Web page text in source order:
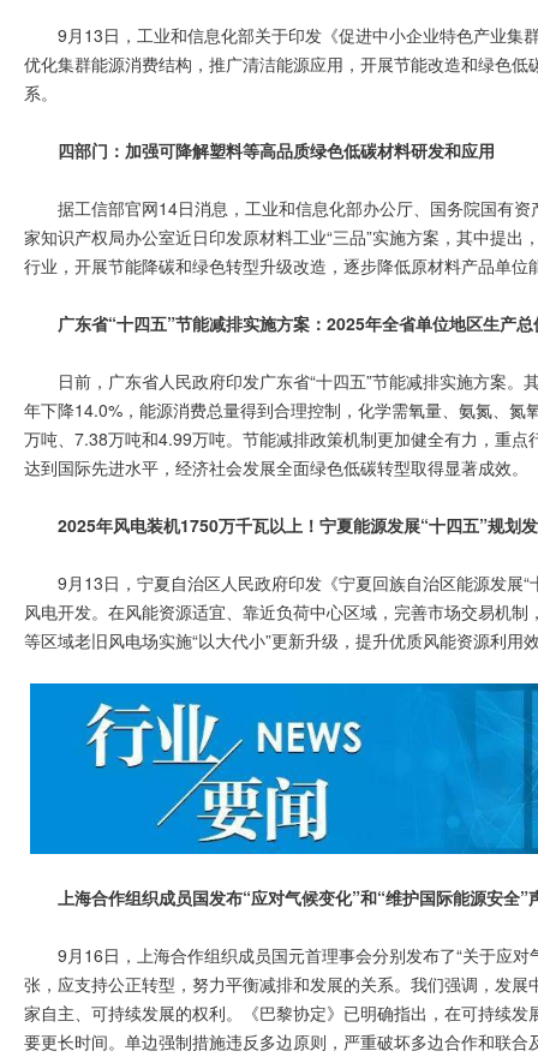
9月13日，工业和信息化部关于印发《促进中小企业特色产业
优化集群能源消费结构，推广清洁能源应用，开展节能改造和绿色
系。
四部门：加强可降解塑料等高品质绿色低碳材料研发和应用
据工信部官网14日消息，工业和信息化部办公厅、国务院国有
家知识产权局办公室近日印发原材料工业“三品”实施方案，其中提
行业，开展节能降碳和绿色转型升级改造，逐步降低原材料产品单位
广东省“十四五”节能减排实施方案：2025年全省单位地区生产
日前，广东省人民政府印发广东省“十四五”节能减排实施方案
年下降14.0%，能源消费总量得到合理控制，化学需氧量、氨氮、
万吨、7.38万吨和4.99万吨。节能减排政策机制更加健全有力，重
达到国际先进水平，经济社会发展全面绿色低碳转型取得显著成效。
2025年风电装机1750万千瓦以上！宁夏能源发展“十四五”规划
9月13日，宁夏自治区人民政府印发《宁夏回族自治区能源发展
风电开发。在风能资源适宜、靠近负荷中心区域，完善市场交易机
等区域老旧风电场实施“以大代小”更新升级，提升优质风能资源利
上海合作组织成员国发布“应对气候变化”和“维护国际能源安全”
9月16日，上海合作组织成员国元首理事会分别发布了“关于应
张，应支持公正转型，努力平衡减排和发展的关系。我们强调，发
家自主、可持续发展的权利。《巴黎协定》已明确指出，在可持续
要更长时间。单边强制措施违反多边原则，严重破坏多边合作和联